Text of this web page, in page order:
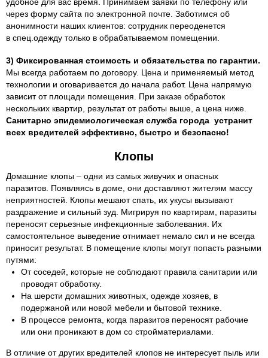
через форму сайта по электронной почте. Заботимся об
анонимности наших клиентов: сотрудник переоденется
в спец.одежду только в обрабатываемом помещении.
3) Фиксированная стоимость и обязательства по гарантии.
Мы всегда работаем по договору. Цена и применяемый метод
технологии и оговаривается до начала работ. Цена напрямую
зависит от площади помещения. При заказе обработок
нескольких квартир, результат от работы выше, а цена ниже.
Санитарно эпидемиологическая служба города устранит
всех вредителей эффективно, быстро и безопасно!
Клопы
Домашние клопы – одни из самых живучих и опасных
паразитов. Появляясь в доме, они доставляют жителям массу
неприятностей. Клопы мешают спать, их укусы вызывают
раздражение и сильный зуд. Мигрируя по квартирам, паразиты
переносят серьезные инфекционные заболевания. Их
самостоятельное выведение отнимает немало сил и не всегда
приносит результат. В помещение клопы могут попасть разными
путями:
От соседей, которые не соблюдают правила санитарии или
проводят обработку.
На шерсти домашних животных, одежде хозяев, в
подержаной или новой мебели и бытовой технике.
В процессе ремонта, когда паразитов переносят рабочие
или они проникают в дом со стройматериалами.
В отличие от других вредителей клопов не интересует пыль или